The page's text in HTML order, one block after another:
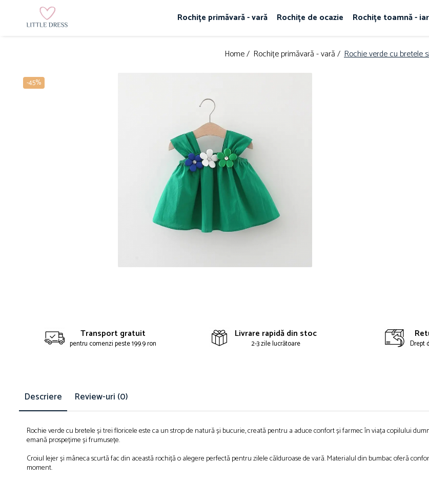
Rochițe primăvară - vară Rochițe de ocazie Rochițe toamnă -
Home / Rochițe primăvară - vară / Rochie verde cu bretele
-45%
Transport gratuit
pentru comenzi peste 199.9 ron
Livrare rapidă din stoc
2-3 zile lucrătoare Drept
Descriere Review-uri (0)
Rochie verde cu bretele și trei floricele este ca un strop de natură și bucurie, creată pentru a aduce confort și farmec în viața copilului
emană prospețime și frumusețe.
Croiul lejer și mâneca scurtă fac din această rochiță o alegere perfectă pentru zilele călduroase de vară. Materialul din bumbac oferă
moment.